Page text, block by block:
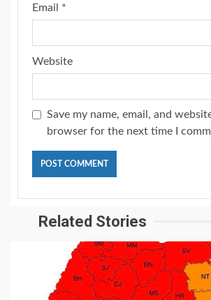
Email *
Website
Save my name, email, and
browser for the next time I
Related Stories